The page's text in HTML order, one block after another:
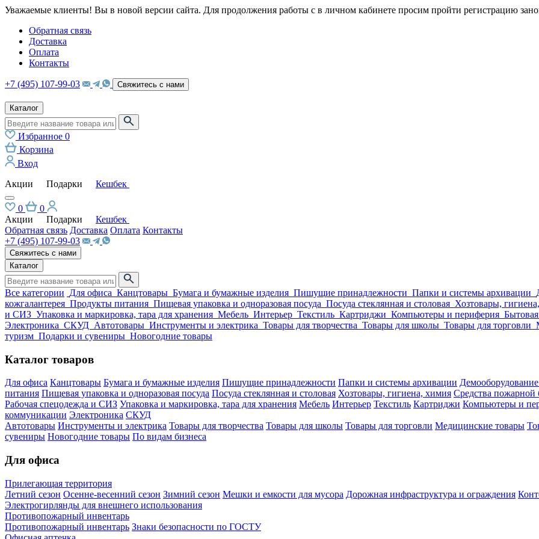
Уважаемые клиенты! Вы в новой версии сайта. Для продолжения работы с в личном кабинете просим пройти регистрацию
Обратная связь
Доставка
Оплата
Контакты
+7 (495) 107-99-03 Свяжитесь с нами
Каталог
Избранное 0
Корзина
Вход
Акции
Подарки Кешбек
0
0
Акции
Подарки
Кешбек
Обратная связь Доставка Оплата Контакты
+7 (495) 107-99-03
Свяжитесь с нами
Каталог
Все категории Для офиса Канцтовары Бумага и бумажные изделия Пишущие принадлежности Папки и системы архивации
кожгалантерея Продукты питания Пищевая упаковка и одноразовая посуда Посуда стеклянная и столовая Хозтовары,
и СИЗ Упаковка и маркировка, тара для хранения Мебель Интерьер Текстиль Картриджи Компьютеры и периферия
Электроника СКУД Автотовары Инструменты и электрика Товары для творчества Товары для школы Товары для торговли
туризм Подарки и сувениры Новогодние товары
Каталог товаров
Для офиса Канцтовары Бумага и бумажные изделия Пишущие принадлежности Папки и системы архивации
питания Пищевая упаковка и одноразовая посуда Посуда стеклянная и столовая Хозтовары, гигиена, химия Средства пожарной
Рабочая спецодежда и СИЗ Упаковка и маркировка, тара для хранения Мебель Интерьер Текстиль Картриджи Компьютеры и
коммуникации Электроника СКУД
Автотовары Инструменты и электрика Товары для творчества Товары для школы Товары для торговли Медицинские товары
сувениры Новогодние товары По видам бизнеса
Для офиса
Прилегающая территория
Летний сезон Осенне-весенний сезон Зимний сезон Мешки и емкости для мусора Дорожная инфраструктура и ограждения
Электрогирлянды для внешнего использования
Противопожарный инвентарь
Противопожарный инвентарь Знаки безопасности по ГОСТУ